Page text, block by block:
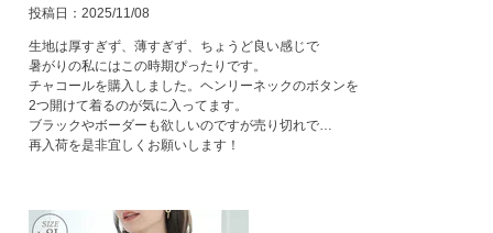
投稿日 2025/11/08
生地は厚すぎず、薄すぎず、ちょうど良い感じで
暑がりの私にはこの時期ぴったりです。
チャコールを購入しました。ヘンリーネックのボタンを
2つ開けて着るのが気に入ってます。
ブラックやボーダーも欲しいのですが売り切れで…
再入荷を是非宜しくお願いします！